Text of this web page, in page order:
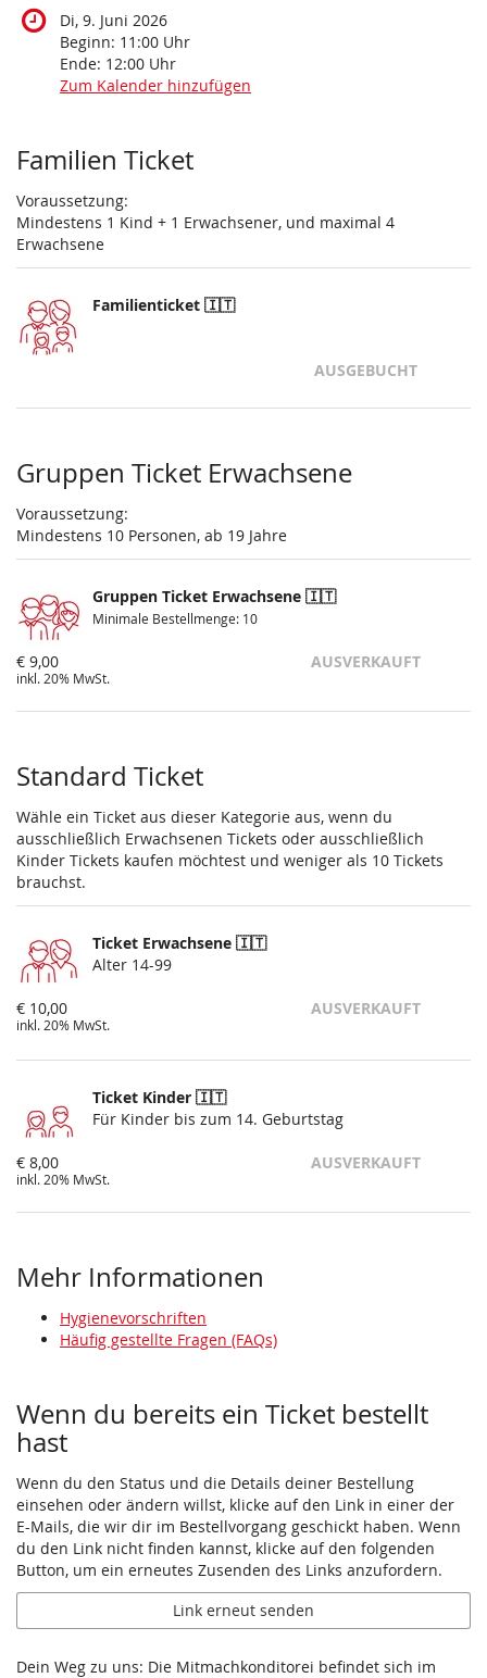
Di, 9. Juni 2026
Beginn: 11:00 Uhr
Ende: 12:00 Uhr
Zum Kalender hinzufügen
Produkte
Familien Ticket
Voraussetzung:
Mindestens 1 Kind + 1 Erwachsener, und maximal 4
Erwachsene
Familienticket 🇮🇹
AUSGEBUCHT
Gruppen Ticket Erwachsene
Voraussetzung:
Mindestens 10 Personen, ab 19 Jahre
Gruppen Ticket Erwachsene 🇮🇹
Minimale Bestellmenge: 10
€ 9,00
inkl. 20% MwSt.
AUSVERKAUFT
Standard Ticket
Wähle ein Ticket aus dieser Kategorie aus, wenn du
ausschließlich Erwachsenen Tickets oder ausschließlich
Kinder Tickets kaufen möchtest und weniger als 10 Tickets
brauchst.
Ticket Erwachsene 🇮🇹
Alter 14-99
€ 10,00
inkl. 20% MwSt.
AUSVERKAUFT
Ticket Kinder 🇮🇹
Für Kinder bis zum 14. Geburtstag
€ 8,00
inkl. 20% MwSt.
AUSVERKAUFT
Mehr Informationen
Hygienevorschriften
Häufig gestellte Fragen (FAQs)
Wenn du bereits ein Ticket bestellt
hast
Wenn du den Status und die Details deiner Bestellung
einsehen oder ändern willst, klicke auf den Link in einer der
E-Mails, die wir dir im Bestellvorgang geschickt haben. Wenn
du den Link nicht finden kannst, klicke auf den folgenden
Button, um ein erneutes Zusenden des Links anzufordern.
Link erneut senden
Dein Weg zu uns: Die Mitmachkonditorei befindet sich im